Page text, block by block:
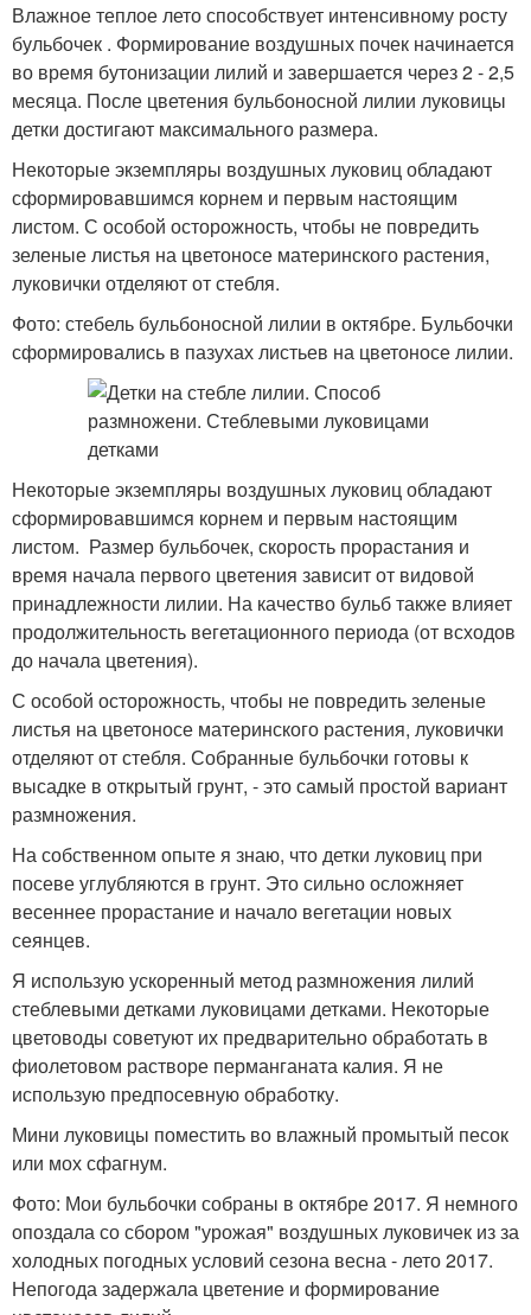
Влажное теплое лето способствует интенсивному росту
бульбочек . Формирование воздушных почек начинается
во время бутонизации лилий и завершается через 2 - 2,5
месяца. После цветения бульбоносной лилии луковицы
детки достигают максимального размера.
Некоторые экземпляры воздушных луковиц обладают
сформировавшимся корнем и первым настоящим
листом. С особой осторожность, чтобы не повредить
зеленые листья на цветоносе материнского растения,
луковички отделяют от стебля.
Фото: стебель бульбоносной лилии в октябре. Бульбочки
сформировались в пазухах листьев на цветоносе лилии.
Некоторые экземпляры воздушных луковиц обладают
сформировавшимся корнем и первым настоящим
листом. Размер бульбочек, скорость прорастания и
время начала первого цветения зависит от видовой
принадлежности лилии. На качество бульб также влияет
продолжительность вегетационного периода (от всходов
до начала цветения).
С особой осторожность, чтобы не повредить зеленые
листья на цветоносе материнского растения, луковички
отделяют от стебля. Собранные бульбочки готовы к
высадке в открытый грунт, - это самый простой вариант
размножения.
На собственном опыте я знаю, что детки луковиц при
посеве углубляются в грунт. Это сильно осложняет
весеннее прорастание и начало вегетации новых
сеянцев.
Я использую ускоренный метод размножения лилий
стеблевыми детками луковицами детками. Некоторые
цветоводы советуют их предварительно обработать в
фиолетовом растворе перманганата калия. Я не
использую предпосевную обработку.
Мини луковицы поместить во влажный промытый песок
или мох сфагнум.
Фото: Мои бульбочки собраны в октябре 2017. Я немного
опоздала со сбором "урожая" воздушных луковичек из за
холодных погодных условий сезона весна - лето 2017.
Непогода задержала цветение и формирование